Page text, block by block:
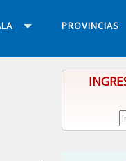
PROVINCIAS